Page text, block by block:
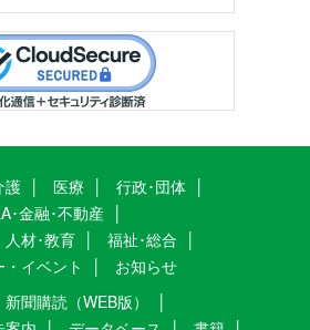
護 医療
行政･団体
･金融･不動産
人材･教育
福祉･総合
イベント
お知らせ
新聞購読（WEB版）